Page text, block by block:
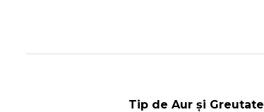
Tip de Aur și Greutate